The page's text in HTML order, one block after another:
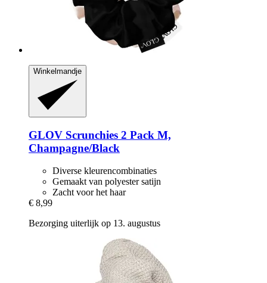
Winkelmandje
GLOV Scrunchies 2 Pack M,
Champagne/Black
Diverse kleurencombinaties
Gemaakt van polyester satijn
Zacht voor het haar
€ 8,99
Bezorging uiterlijk op 13. augustus